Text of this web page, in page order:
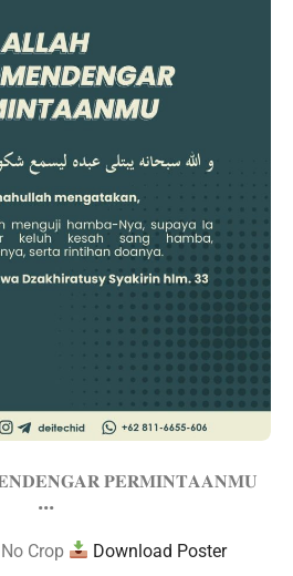
𝐏𝐄𝐑𝐌𝐈𝐍𝐓𝐀𝐀𝐍𝐌𝐔
•••
No Crop Download Poster